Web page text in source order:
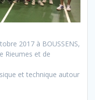
2017 à BOUSSENS,
Rieumes et de
et technique autour